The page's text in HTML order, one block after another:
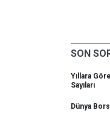
SON
Yıllara
Sayıları
Dünya